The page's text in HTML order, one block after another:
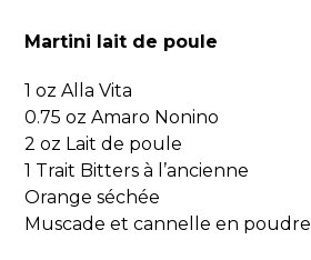
Martini lait de poule
1 oz Alla Vita
0.75 oz Amaro Nonino
2 oz Lait de poule
1 Trait Bitters à l’ancienne
Orange séchée
Muscade et cannelle en poudre